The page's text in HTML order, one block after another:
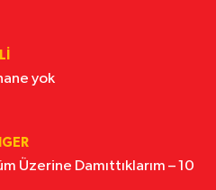
yok
Üzerine Damıttıklarım – 10